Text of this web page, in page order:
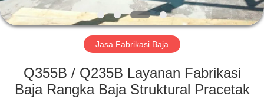
PERTUNJUKAN
VR
TENTANG
KAMI
Jasa Fabrikasi Baja
Q355B / Q235B Layanan Fabrikasi
Baja Rangka Baja Struktural Pracetak